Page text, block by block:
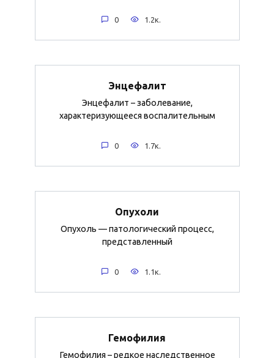
0 1.2к.
Энцефалит
Энцефалит – заболевание,
характеризующееся воспалительным
0 1.7к.
Опухоли
Опухоль — патологический процесс,
представленный
0 1.1к.
Гемофилия
Гемофилия – редкое наследственное